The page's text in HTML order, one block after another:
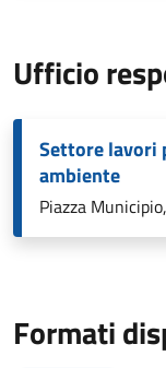
Ufficio
Settore lavori
ambiente
Piazza
Formati